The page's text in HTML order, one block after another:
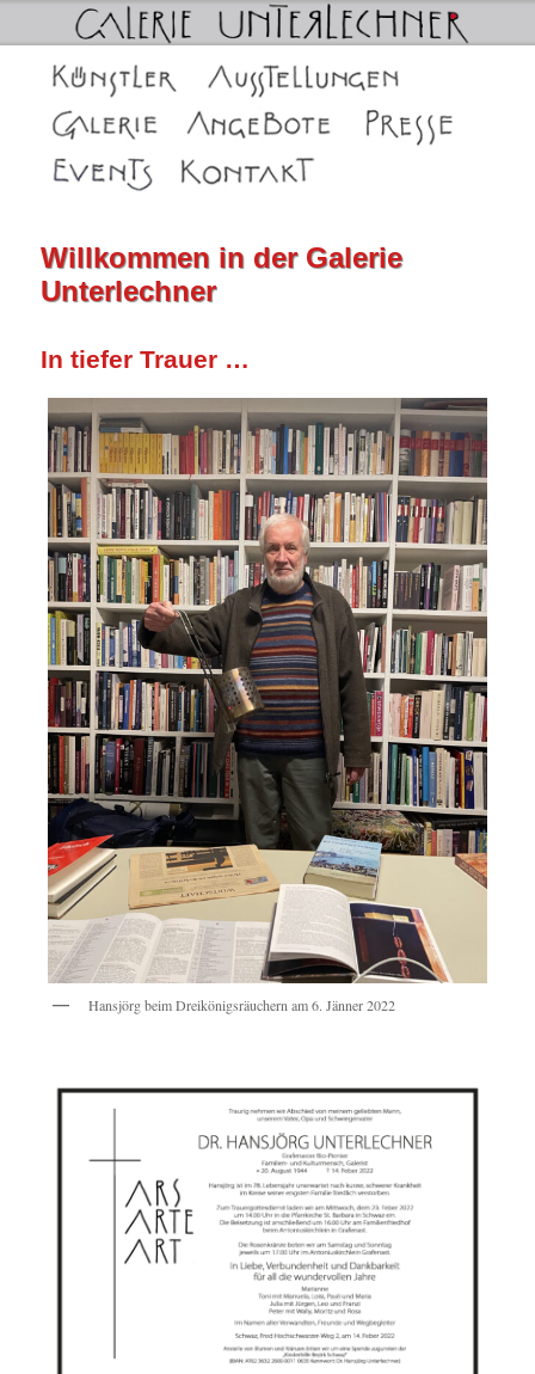
Galerie Unterlechner in Schwaz
Galerie Unterlechner in Schwaz
Zum
primären
springen
Zum
sekundären
springen
Künstler Ausstellungen
Die Galerien Angebote Presse
Events Kontakt
Willkommen in der Galerie
Unterlechner
In tiefer Trauer …
Hansjörg beim Dreikönigsräuchern am 6. Jänner 2022